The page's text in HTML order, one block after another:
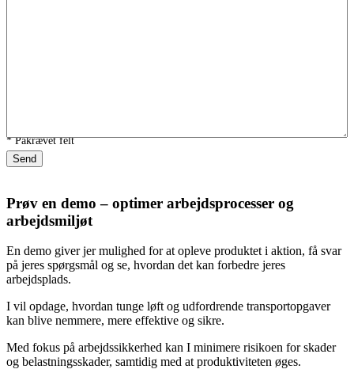
* Påkrævet felt
Send
Prøv en demo – optimer arbejdsprocesser og
arbejdsmiljøt
En demo giver jer mulighed for at opleve produktet i aktion, få svar
på jeres spørgsmål og se, hvordan det kan forbedre jeres
arbejdsplads.
I vil opdage, hvordan tunge løft og udfordrende transportopgaver
kan blive nemmere, mere effektive og sikre.
Med fokus på arbejdssikkerhed kan I minimere risikoen for skader
og belastningsskader, samtidig med at produktiviteten øges.